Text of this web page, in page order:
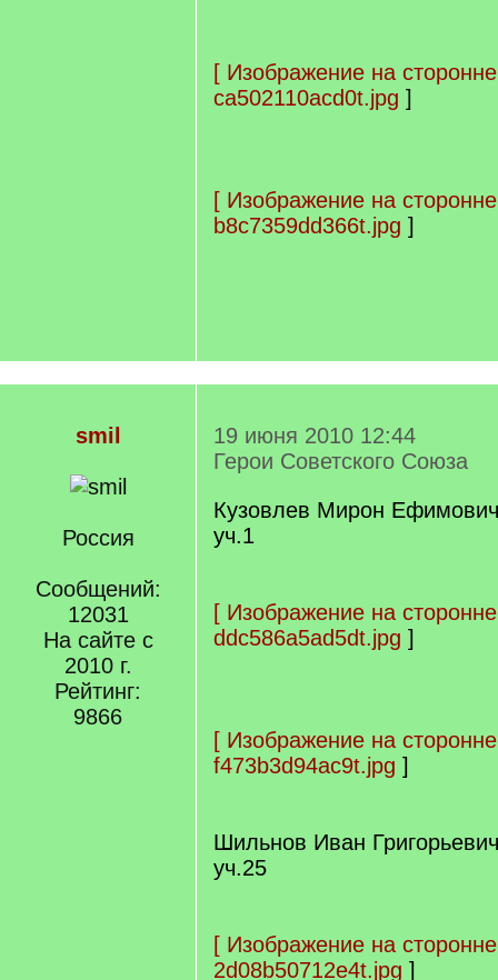
[ Изображение на
ca502110acd0t.jpg ]
[ Изображение на
b8c7359dd366t.jpg ]
smil
Россия
Сообщений:
12031
На сайте с
2010 г.
Рейтинг:
9866
19 июня 2010 12:44
Герои Советского Союза
Кузовлев Мирон Ефимович
уч.1
[ Изображение на
ddc586a5ad5dt.jpg ]
[ Изображение на
f473b3d94ac9t.jpg ]
Шильнов Иван Григорьевич
уч.25
[ Изображение на
2d08b50712e4t.jpg ]